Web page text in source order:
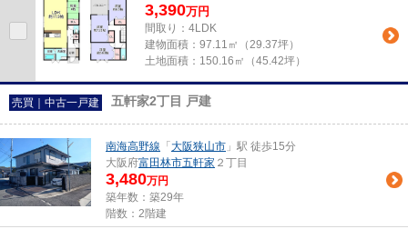
3,390万円
間取り：4LDK
建物面積： 97.11㎡（29.37坪）
土地面積： 150.16㎡（45.42坪）
売買｜中古一戸建 五軒家2丁目 戸建
南海高野線 「 大阪狭山市 」駅 徒歩15分
大阪府富田林市五軒家 ２丁目
3,480万円
築年数：築29年
階数：2階建